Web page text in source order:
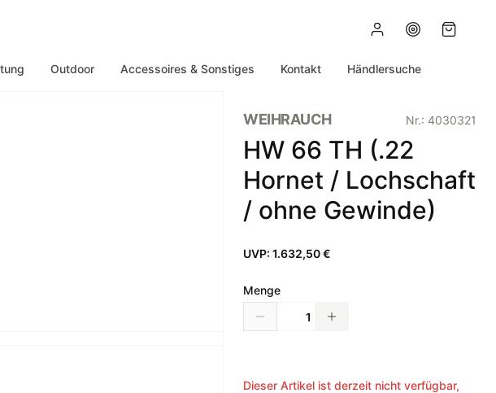
Outdoor Accessoires & Sonstiges Kontakt Händlersuche
WEIHRAUCH Nr.: 4030321
HW 66 TH (.22
Hornet / Lochschaft
/ ohne Gewinde)
UVP: 1.632,50 €
Menge
Dieser Artikel ist derzeit nicht verfügbar,